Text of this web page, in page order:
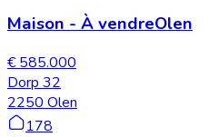
Maison - À vendreOlen
€ 585.000
Dorp 32
2250 Olen
178